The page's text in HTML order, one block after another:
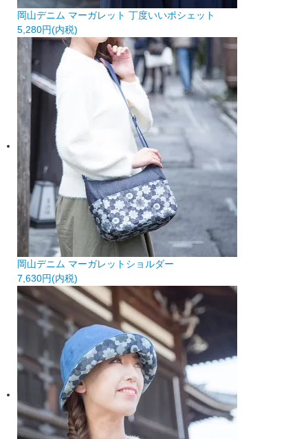
岡山デニム マーガレット 丁度いいポシェット
5,280円(内税)
岡山デニム マーガレットショルダー
7,630円(内税)